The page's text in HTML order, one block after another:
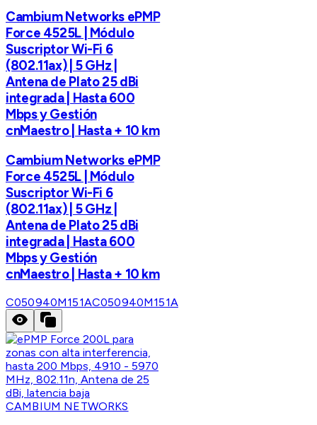
Cambium Networks ePMP
Force 4525L | Módulo
Suscriptor Wi-Fi 6
(802.11ax) | 5 GHz |
Antena de Plato 25 dBi
integrada | Hasta 600
Mbps y Gestión
cnMaestro | Hasta + 10 km
Cambium Networks ePMP
Force 4525L | Módulo
Suscriptor Wi-Fi 6
(802.11ax) | 5 GHz |
Antena de Plato 25 dBi
integrada | Hasta 600
Mbps y Gestión
cnMaestro | Hasta + 10 km
C050940M151AC050940M151A
CAMBIUM NETWORKS